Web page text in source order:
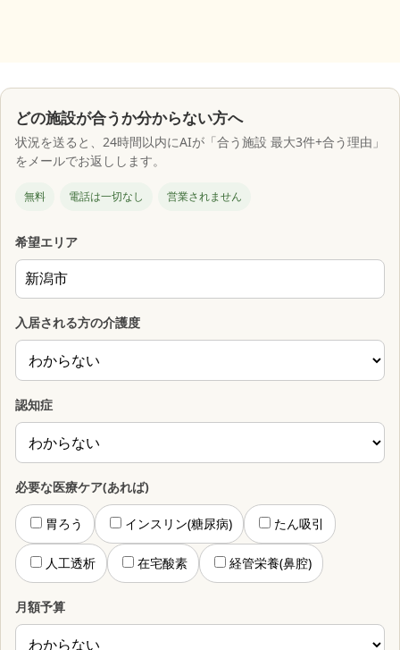
どの施設が合うか分からない方へ
状況を送ると、24時間以内にAIが「合う施設 最大3件+合う理由」
をメールでお返しします。
無料 電話は一切なし 営業されません
希望エリア
入居される方の介護度
認知症
必要な医療ケア(あれば)
胃ろう インスリン(糖尿病) たん吸引
人工透析 在宅酸素 経管栄養(鼻腔)
月額予算